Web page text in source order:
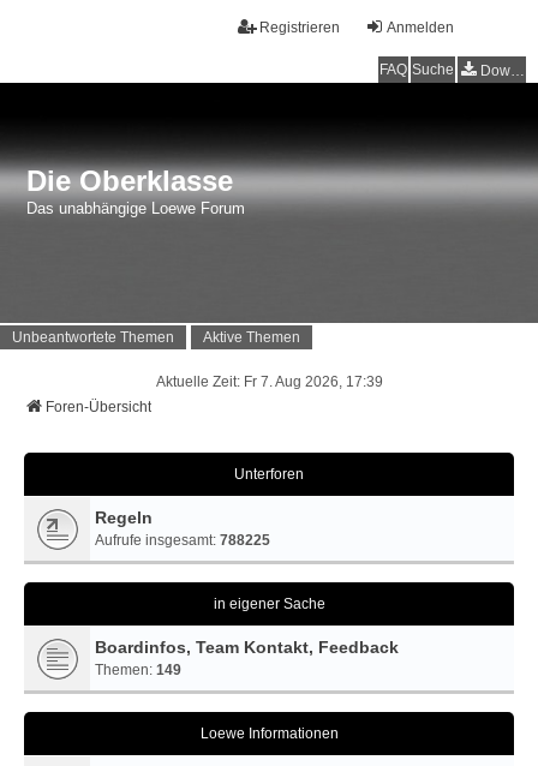
Anmelden
Registrieren
FAQ Suche Downloads
Die Oberklasse
Das unabhängige Loewe Forum
Unbeantwortete Themen Aktive Themen
Aktuelle Zeit: Fr 7. Aug 2026, 17:39
Foren-Übersicht
Unterforen
Regeln
Aufrufe insgesamt: 788225
in eigener Sache
Boardinfos, Team Kontakt, Feedback
Themen: 149
Loewe Informationen